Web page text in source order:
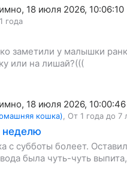
, 18 июля 2026, 10:06:10
года
заметили у малышки
или на лишай?(((
, 18 июля 2026, 10:00:46
кошка) От 1 года до 7
неделю
с субботы болеет.
была чуть-чуть